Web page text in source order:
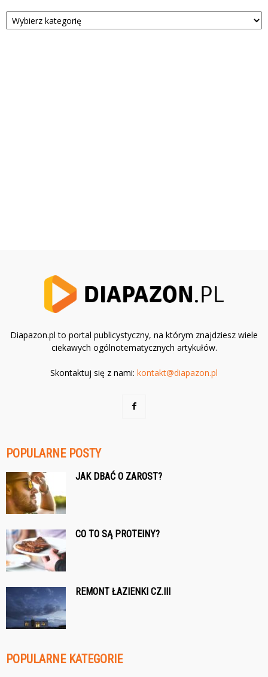
Kategorie
Diapazon.pl to portal publicystyczny, na którym znajdziesz wiele
ciekawych ogólnotematycznych artykułów.
Skontaktuj się z nami: kontakt@diapazon.pl
POPULARNE POSTY
JAK DBAĆ O ZAROST?
CO TO SĄ PROTEINY?
REMONT ŁAZIENKI CZ.III
POPULARNE KATEGORIE